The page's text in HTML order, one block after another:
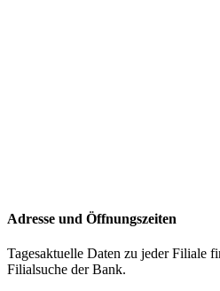
Adresse und Öffnungszeiten
Tagesaktuelle Daten zu jeder Filiale
Filialsuche der Bank.